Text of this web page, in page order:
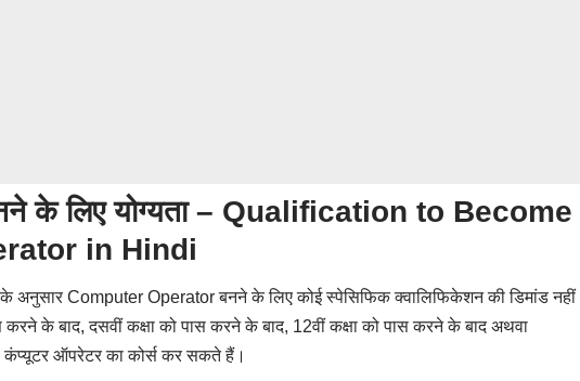
के लिए योग्यता – Qualification to Become
in Hindi
के अनुसार Computer Operator बनने के लिए कोई स्पेसिफिक क्वालिफिकेशन की डिमांड नहीं
के बाद, दसवीं कक्षा को पास करने के बाद, 12वीं कक्षा को पास करने के बाद अथवा
ऑपरेटर का कोर्स कर सकते हैं।